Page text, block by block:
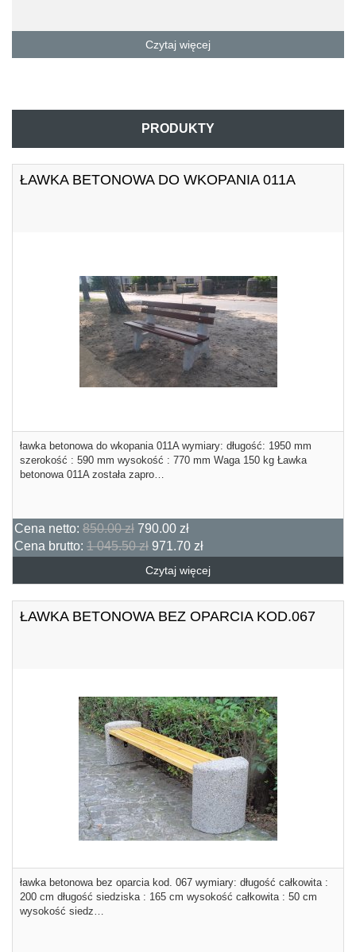
Czytaj więcej
PRODUKTY
ŁAWKA BETONOWA DO WKOPANIA 011A
ławka betonowa do wkopania 011A wymiary: długość: 1950 mm
szerokość : 590 mm wysokość : 770 mm Waga 150 kg Ławka
betonowa 011A została zapro…
Cena netto: 850.00 zł 790.00 zł
Cena brutto: 1 045.50 zł 971.70 zł
Czytaj więcej
ŁAWKA BETONOWA BEZ OPARCIA KOD.067
ławka betonowa bez oparcia kod. 067 wymiary: długość całkowita :
200 cm długość siedziska : 165 cm wysokość całkowita : 50 cm
wysokość siedz…